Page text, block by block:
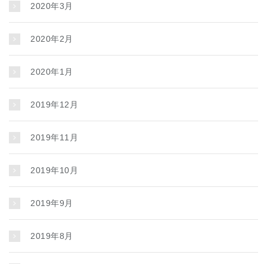
2020年3月
2020年2月
2020年1月
2019年12月
2019年11月
2019年10月
2019年9月
2019年8月